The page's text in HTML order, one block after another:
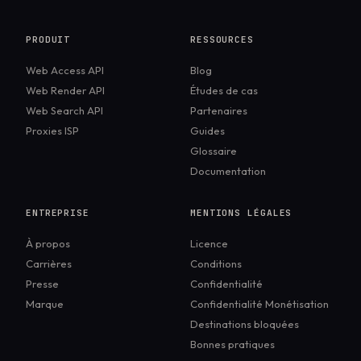
augmentent.
réorientent vers les plateformes d'IA. Cela
quitté Google ou Meta. Cela montre
annoncé de 100 milliards de dollars d'ici
, 2026), donne une idée de
migration.
PRODUIT
Web Access API
Web Render API
Web Search API
Proxies ISP
RESSOURCES
Blog
Études de cas
Partenaires
Guides
Glossaire
Documentation
ENTREPRISE
À propos
Carrières
Presse
Marque
MENTIONS LÉGALES
Licence
Conditions
Confidentialité
Confidentialité Monétisation
Destinations bloquées
Bonnes pratiques